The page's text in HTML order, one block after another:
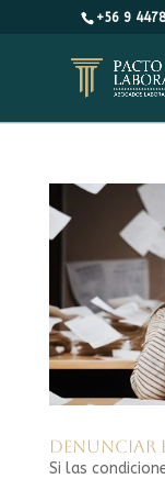
+56 9
⁠Denunciar
Si las